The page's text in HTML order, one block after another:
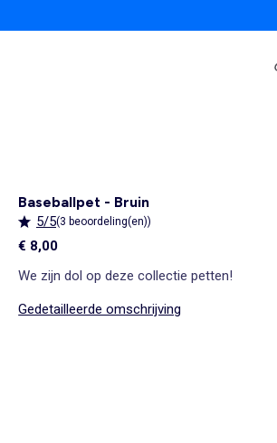
Baseballpet - Bruin
5/5(3 beoordeling(en))
€ 8,00
We zijn dol op deze collectie petten!
Gedetailleerde omschrijving